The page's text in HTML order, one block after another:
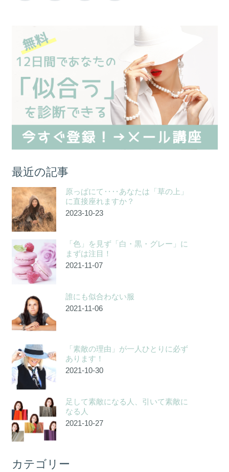
り
最近の記事
原っぱにて‥‥あなたは「草の上」
に直接座れますか？
2023-10-23
「色」を見ず「白・黒・グレー」に
まずは注目！
2021-11-07
誰にも似合わない服
2021-11-06
「素敵の理由」が一人ひとりに必ず
あります！
2021-10-30
足して素敵になる人、引いて素敵に
なる人
2021-10-27
カテゴリー